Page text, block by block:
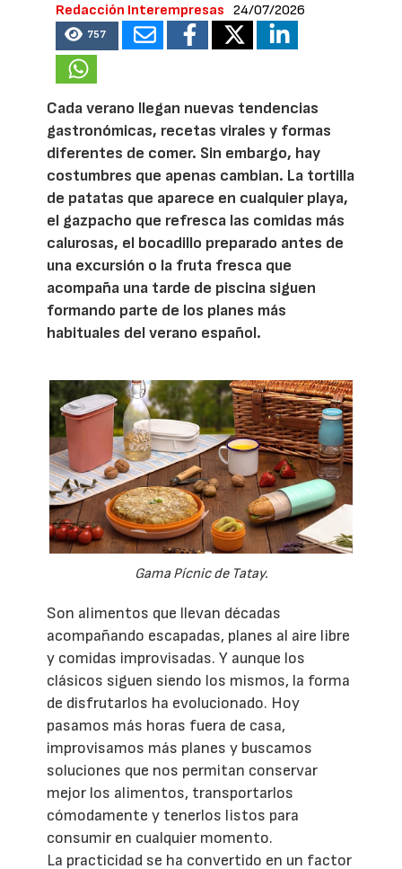
Redacción Interempresas 24/07/2026
757
Cada verano llegan nuevas tendencias
gastronómicas, recetas virales y formas
diferentes de comer. Sin embargo, hay
costumbres que apenas cambian. La tortilla
de patatas que aparece en cualquier playa,
el gazpacho que refresca las comidas más
calurosas, el bocadillo preparado antes de
una excursión o la fruta fresca que
acompaña una tarde de piscina siguen
formando parte de los planes más
habituales del verano español.
Gama Pícnic de Tatay.
Son alimentos que llevan décadas
acompañando escapadas, planes al aire libre
y comidas improvisadas. Y aunque los
clásicos siguen siendo los mismos, la forma
de disfrutarlos ha evolucionado. Hoy
pasamos más horas fuera de casa,
improvisamos más planes y buscamos
soluciones que nos permitan conservar
mejor los alimentos, transportarlos
cómodamente y tenerlos listos para
consumir en cualquier momento.
La practicidad se ha convertido en un factor